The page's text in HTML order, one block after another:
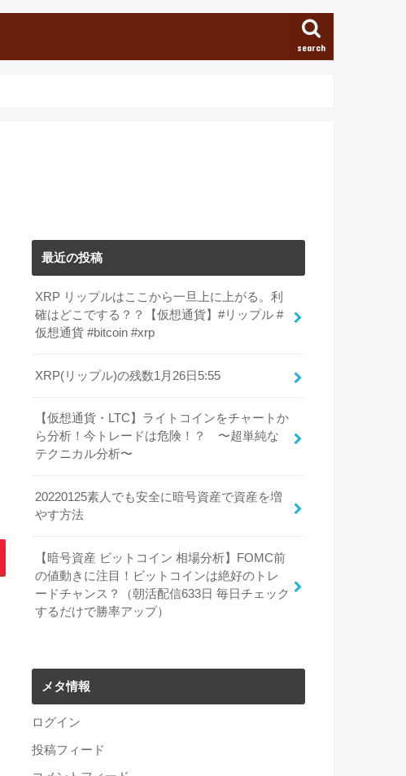
search
最近の投稿
XRP リップルはここから一旦上に上がる。利
確はどこでする？？【仮想通貨】#リップル #
仮想通貨 #bitcoin #xrp
XRP(リップル)の残数1月26日5:55
【仮想通貨・LTC】ライトコインをチャートか
ら分析！今トレードは危険！？ 〜超単純な
テクニカル分析〜
20220125素人でも安全に暗号資産で資産を増
やす方法
【暗号資産 ビットコイン 相場分析】FOMC前
の値動きに注目！ビットコインは絶好のトレ
ードチャンス？（朝活配信633日 毎日チェック
するだけで勝率アップ）
メタ情報
ログイン
投稿フィード